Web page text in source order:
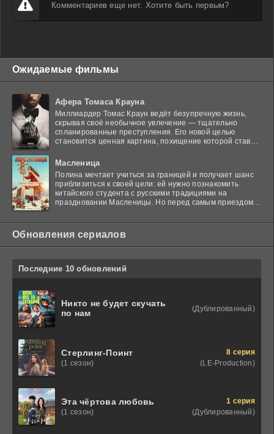
Комментариев еще нет. Хотите быть первым?
Ожидаемые фильмы
Афера Томаса Крауна
Миллиардер Томас Краун ведёт безупречную жизнь,
скрывая своё необычное увлечение — тщательно
спланированные преступления. Его новой целью
становится ценная картина, похищение которой ставит
Масленица
Полина мечтает учиться за границей и получает шанс
приблизиться к своей цели: ей нужно познакомить
китайского студента с русскими традициями на
праздновании Масленицы. Но перед самым приездом
Обновления сериалов
Последние 10 обновлений
Никто не будет скучать
по нам
(Дублированный)
Стерлинг-Поинт
(1 сезон)
8 серия
(LE-Production)
Эта чёртова любовь
(1 сезон)
1 серия
(Дублированный)